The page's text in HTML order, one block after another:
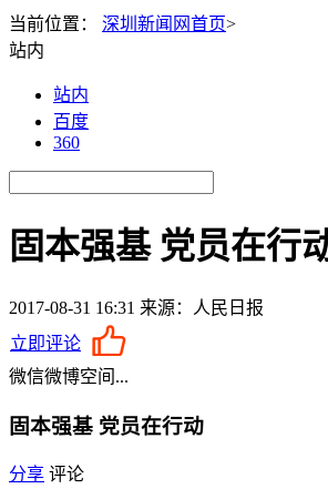
当前位置： 深圳新闻网首页>
站内
站内
百度
360
固本强基 党员在行
2017-08-31 16:31 来源：人民日报
立即评论
微信微博空间 ...
固本强基 党员在行动
分享 评论